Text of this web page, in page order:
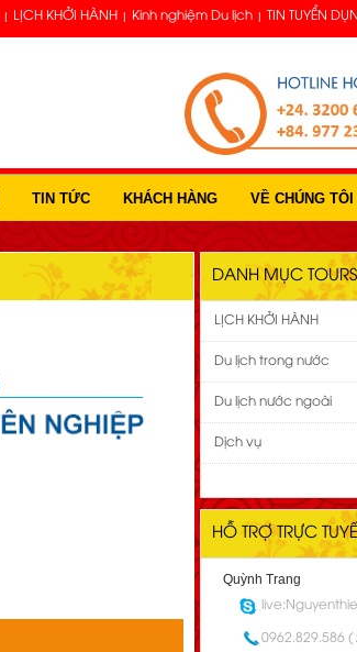
LỊCH KHỞI HÀNH Kinh nghiệm Du lịch TIN TUYỂN
TIN TỨC KHÁCH HÀNG VỀ CHÚNG TÔI
DANH MỤC TOURS
LỊCH KHỞI HÀNH
Du lịch trong nước
Du lịch nước ngoài
Dịch vụ
HỖ TRỢ TRỰC
Quỳnh Trang
0962.829.586 (